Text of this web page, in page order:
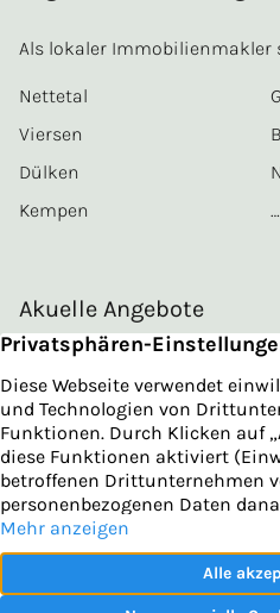
Als lokaler
Nettetal
Viersen
Dülken
Kempen
Akuelle Angebote